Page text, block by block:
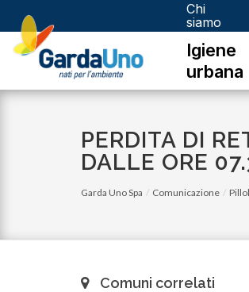
Gardauno
Spa
Chi
siamo
Igiene
urbana
PERDITA DI
DALLE ORE
Garda Uno Spa Comunicazione
Comuni correlati